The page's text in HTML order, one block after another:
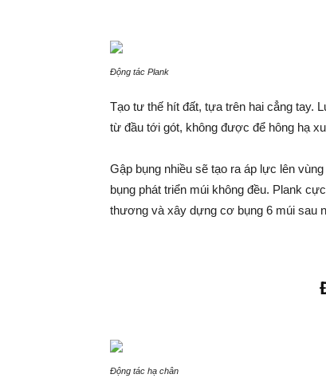
Động tác Plank
Tạo tư thế hít đất, tựa trên hai cẳng tay.
từ đầu tới gót, không được để hông hạ
Gập bụng nhiều sẽ tạo ra áp lực lên
bụng phát triển múi không đều. Plank
thương và xây dựng cơ bụng 6 múi sau
Động tác hạ chân